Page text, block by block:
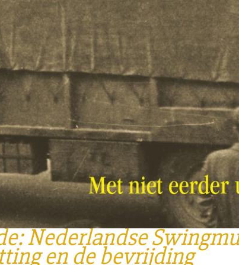
Nederlandse
en de bevrijding